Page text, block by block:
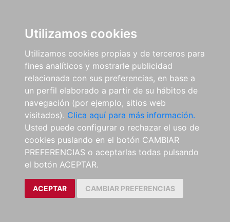
Utilizamos cookies
Utilizamos cookies propias y de terceros para
fines analíticos y mostrarle publicidad
relacionada con sus preferencias, en base a
un perfil elaborado a partir de su hábitos de
navegación (por ejemplo, sitios web
visitados). Clica aquí para más información.
Usted puede configurar o rechazar el uso de
cookies puslando en el botón CAMBIAR
PREFERENCIAS o aceptarlas todas pulsando
el botón ACEPTAR.
ACEPTAR CAMBIAR PREFERENCIAS